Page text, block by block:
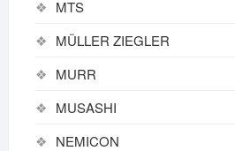
MTS
MÜLLER ZIEGLER
MURR
MUSASHI
NEMICON